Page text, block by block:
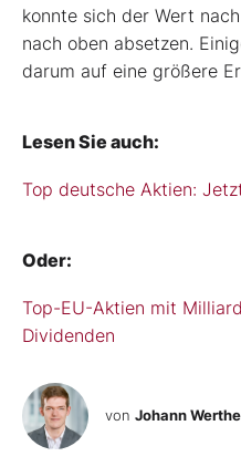
konnte sich der Wert
nach oben absetzen.
darum auf eine größere
Lesen Sie auch:
Top deutsche Aktien:
Oder:
Top-EU-Aktien mit
Dividenden
von Johann